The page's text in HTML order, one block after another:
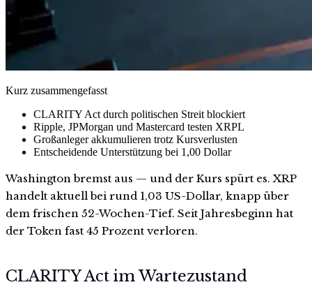
Kurz zusammengefasst
CLARITY Act durch politischen Streit blockiert
Ripple, JPMorgan und Mastercard testen XRPL
Großanleger akkumulieren trotz Kursverlusten
Entscheidende Unterstützung bei 1,00 Dollar
Washington bremst aus — und der Kurs spürt es. XRP
handelt aktuell bei rund 1,03 US-Dollar, knapp über
dem frischen 52-Wochen-Tief. Seit Jahresbeginn hat
der Token fast 45 Prozent verloren.
CLARITY Act im Wartezustand